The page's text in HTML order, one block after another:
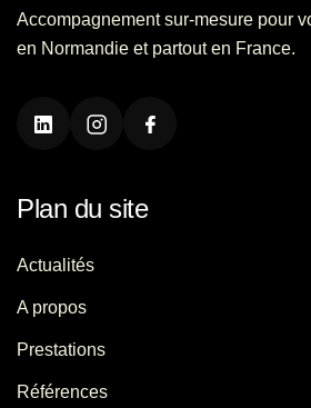
Accompagnement sur-mesure pour
en Normandie et partout en France.
Plan du site
Actualités
A propos
Prestations
Références